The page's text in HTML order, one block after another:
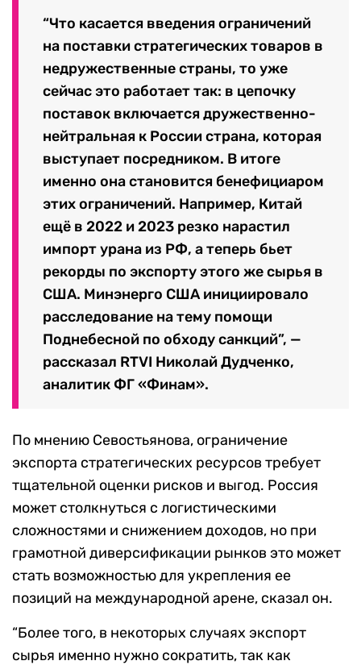
“Что касается введения ограничений
на поставки стратегических товаров в
недружественные страны, то уже
сейчас это работает так: в цепочку
поставок включается дружественно-
нейтральная к России страна, которая
выступает посредником. В итоге
именно она становится бенефициаром
этих ограничений. Например, Китай
ещё в 2022 и 2023 резко нарастил
импорт урана из РФ, а теперь бьет
рекорды по экспорту этого же сырья в
США. Минэнерго США инициировало
расследование на тему помощи
Поднебесной по обходу санкций”, —
рассказал RTVI Николай Дудченко,
аналитик ФГ «Финам».
По мнению Севостьянова, ограничение
экспорта стратегических ресурсов требует
тщательной оценки рисков и выгод. Россия
может столкнуться с логистическими
сложностями и снижением доходов, но при
грамотной диверсификации рынков это может
стать возможностью для укрепления ее
позиций на международной арене, сказал он.
“Более того, в некоторых случаях экспорт
сырья именно нужно сократить, так как